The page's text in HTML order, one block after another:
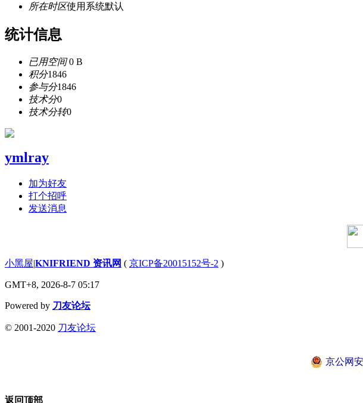
所在时区使用系统默认
统计信息
已用空间0 B
积分1846
参与分1846
技术分0
技术分转0
ymlray
加为好友
打个招呼
发送消息
小黑屋|KNIFRIEND 资讯网 ( 京ICP备20015152号-2 )
GMT+8, 2026-8-7 05:17
Powered by 刀友论坛
© 2001-2020 刀友论坛
京公网
返回顶部